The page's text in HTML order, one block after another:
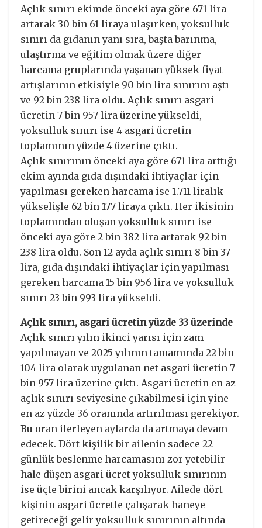
Açlık sınırı ekimde önceki aya göre 671 lira
artarak 30 bin 61 liraya ulaşırken, yoksulluk
sınırı da gıdanın yanı sıra, başta barınma,
ulaştırma ve eğitim olmak üzere diğer
harcama gruplarında yaşanan yüksek fiyat
artışlarının etkisiyle 90 bin lira sınırını aştı
ve 92 bin 238 lira oldu. Açlık sınırı asgari
ücretin 7 bin 957 lira üzerine yükseldi,
yoksulluk sınırı ise 4 asgari ücretin
toplamının yüzde 4 üzerine çıktı.
Açlık sınırının önceki aya göre 671 lira arttığı
ekim ayında gıda dışındaki ihtiyaçlar için
yapılması gereken harcama ise 1.711 liralık
yükselişle 62 bin 177 liraya çıktı. Her ikisinin
toplamından oluşan yoksulluk sınırı ise
önceki aya göre 2 bin 382 lira artarak 92 bin
238 lira oldu. Son 12 ayda açlık sınırı 8 bin 37
lira, gıda dışındaki ihtiyaçlar için yapılması
gereken harcama 15 bin 956 lira ve yoksulluk
sınırı 23 bin 993 lira yükseldi.
Açlık sınırı, asgari ücretin yüzde 33 üzerinde
Açlık sınırı yılın ikinci yarısı için zam
yapılmayan ve 2025 yılının tamamında 22 bin
104 lira olarak uygulanan net asgari ücretin 7
bin 957 lira üzerine çıktı. Asgari ücretin en az
açlık sınırı seviyesine çıkabilmesi için yine
en az yüzde 36 oranında artırılması gerekiyor.
Bu oran ilerleyen aylarda da artmaya devam
edecek. Dört kişilik bir ailenin sadece 22
günlük beslenme harcamasını zor yetebilir
hale düşen asgari ücret yoksulluk sınırının
ise üçte birini ancak karşılıyor. Ailede dört
kişinin asgari ücretle çalışarak haneye
getireceği gelir yoksulluk sınırının altında